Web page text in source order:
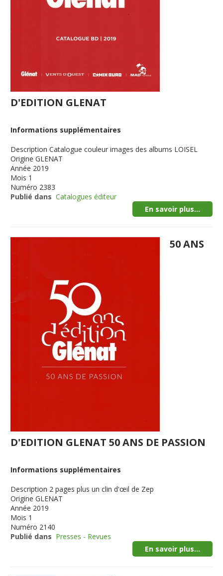
D'EDITION GLENAT
Informations supplémentaires
Description Catalogue couleur images des albums LOISEL
Origine GLENAT
Année 2019
Mois 1
Numéro 2383
Publié dans Catalogues éditeur
En savoir plus...
50 ANS
D'EDITION GLENAT 50 ANS DE PASSION
Informations supplémentaires
Description 2 pages plus un clin d'œil de Zep
Origine GLENAT
Année 2019
Mois 1
Numéro 2140
Publié dans Presses - Revues
En savoir plus...